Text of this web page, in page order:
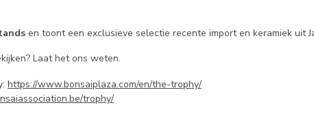
en toont een exclusieve selectie recente import en keramiek uit
Laat het ons weten.
https://www.bonsaiplaza.com/en/the-trophy/
trophy/